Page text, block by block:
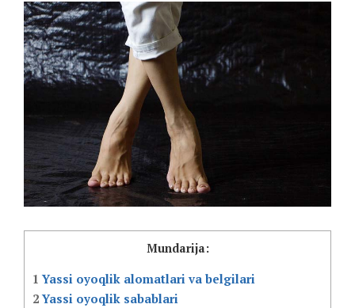
Mundarija:
1 Yassi oyoqlik alomatlari va belgilari
2Yassi oyoqlik sabablari